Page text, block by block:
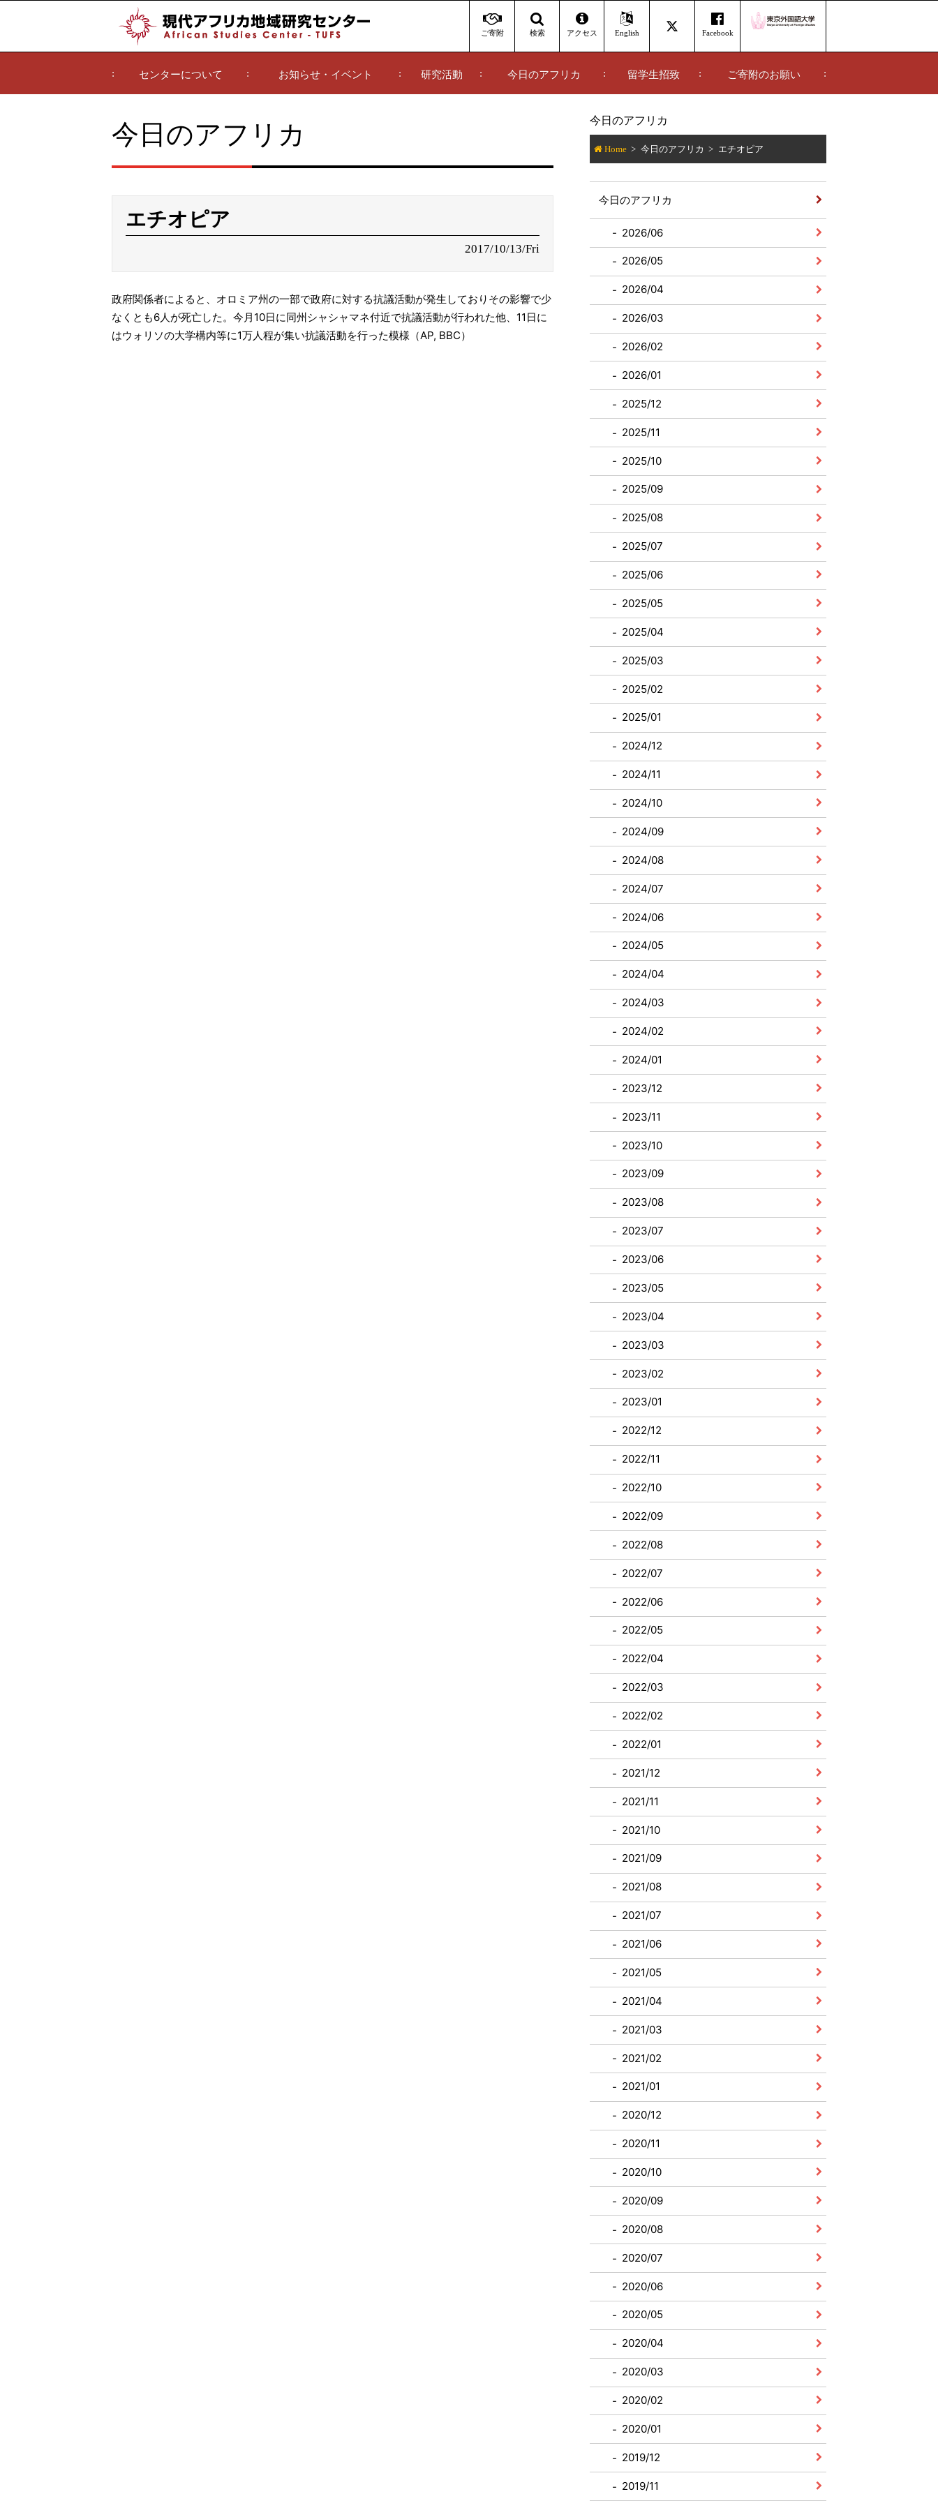
ご寄附 検索 アクセス English Facebook
センターについて お知らせ・イベント 研究活動 今日のアフリカ 留学生招致 ご寄附のお願い
今日のアフリカ
Home 今日のアフリカ エチオピア
今日のアフリカ
2026/06
2026/05
2026/04
2026/03
2026/02
2026/01
2025/12
2025/11
2025/10
2025/09
2025/08
2025/07
2025/06
2025/05
2025/04
2025/03
2025/02
2025/01
2024/12
2024/11
2024/10
2024/09
2024/08
2024/07
2024/06
2024/05
2024/04
2024/03
2024/02
2024/01
2023/12
2023/11
2023/10
2023/09
2023/08
2023/07
2023/06
2023/05
2023/04
2023/03
2023/02
2023/01
2022/12
2022/11
2022/10
2022/09
2022/08
2022/07
2022/06
2022/05
2022/04
2022/03
2022/02
2022/01
2021/12
2021/11
2021/10
2021/09
2021/08
2021/07
2021/06
2021/05
2021/04
2021/03
2021/02
2021/01
2020/12
2020/11
2020/10
2020/09
2020/08
2020/07
2020/06
2020/05
2020/04
2020/03
2020/02
2020/01
2019/12
2019/11
今日のアフリカ
エチオピア
2017/10/13/Fri
政府関係者によると、オロミア州の一部で政府に対する抗議活動が発生しておりその影響で少
なくとも6人が死亡した。今月10日に同州シャシャマネ付近で抗議活動が行われた他、11日に
はウォリソの大学構内等に1万人程が集い抗議活動を行った模様（AP, BBC）